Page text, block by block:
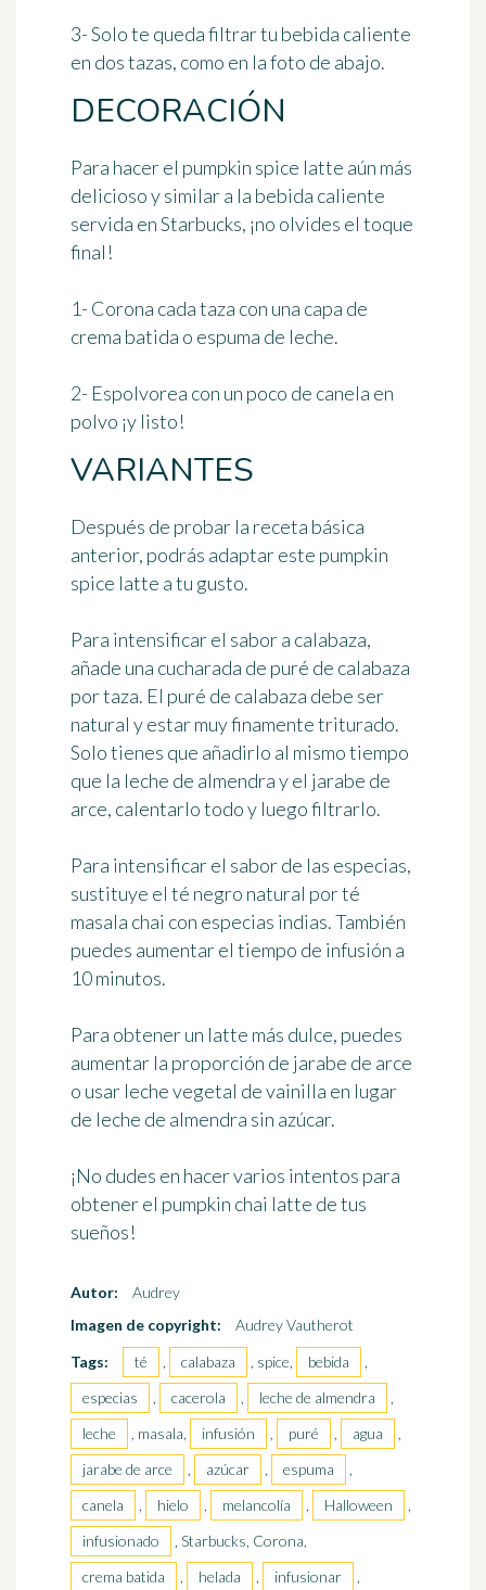
3- Solo te queda filtrar tu bebida caliente
en dos tazas, como en la foto de abajo.
DECORACIÓN
Para hacer el pumpkin spice latte aún más
delicioso y similar a la bebida caliente
servida en Starbucks, ¡no olvides el toque
final!
1- Corona cada taza con una capa de
crema batida o espuma de leche.
2- Espolvorea con un poco de canela en
polvo ¡y listo!
VARIANTES
Después de probar la receta básica
anterior, podrás adaptar este pumpkin
spice latte a tu gusto.
Para intensificar el sabor a calabaza,
añade una cucharada de puré de calabaza
por taza. El puré de calabaza debe ser
natural y estar muy finamente triturado.
Solo tienes que añadirlo al mismo tiempo
que la leche de almendra y el jarabe de
arce, calentarlo todo y luego filtrarlo.
Para intensificar el sabor de las especias,
sustituye el té negro natural porté
masala chai con especias indias. También
puedes aumentar el tiempo de infusión a
10 minutos.
Para obtener un latte más dulce, puedes
aumentar la proporción de jarabe de arce
o usar leche vegetal de vainilla en lugar
de leche de almendra sin azúcar.
¡No dudes en hacer varios intentos para
obtener el pumpkin chai latte de tus
sueños!
Autor:
Audrey
Imagen de copyright:
Audrey Vautherot
Tags:
té , calabaza , spice, bebida
,
especias
, cacerola , leche de almendra
,
leche
, masala, infusión , puré , agua
,
jarabe de arce
, azúcar , espuma
,
canela
, hielo , melancolía , Halloween
,
infusionado
, Starbucks, Corona,
crema batida
, helada , infusionar
,